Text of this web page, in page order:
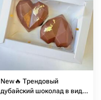
New🔥 Трендовый
дубайский шоколад в виде